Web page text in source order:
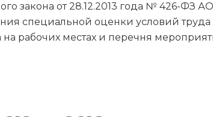
закона от 28.12.2013 года № 426-ФЗ
специальной оценки условий труда
на рабочих местах и перечня